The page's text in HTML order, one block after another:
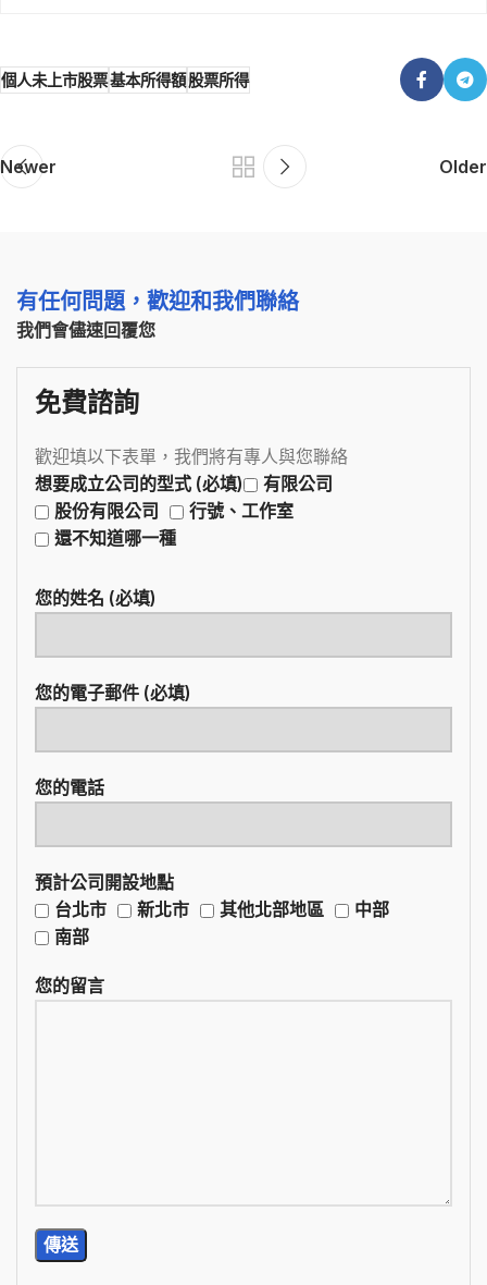
個人未上市股票基本所得額股票所得
Newer Older
有任何問題，歡迎和我們聯絡
我們會儘速回覆您
免費諮詢
歡迎填以下表單，我們將有專人與您聯絡
想要成立公司的型式 (必填)
有限公司
股份有限公司
行號、工作室
還不知道哪一種
您的姓名 (必填)
您的電子郵件 (必填)
您的電話
預計公司開設地點
台北市
新北市 其他北部地區
中部
南部
您的留言